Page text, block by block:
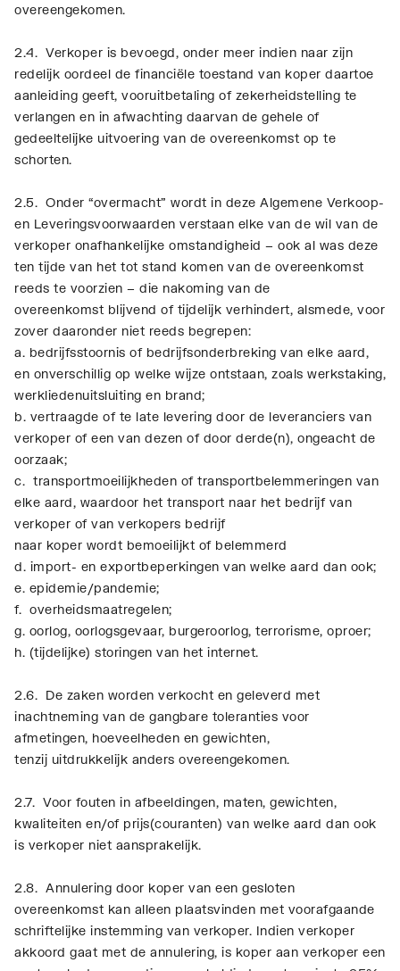
overeengekomen.
2.4. Verkoper is bevoegd, onder meer indien naar zijn
redelijk oordeel de financiële toestand van koper daartoe
aanleiding geeft, vooruitbetaling of zekerheidstelling te
verlangen en in afwachting daarvan de gehele of
gedeeltelijke uitvoering van de overeenkomst op te
schorten.
2.5. Onder “overmacht” wordt in deze Algemene Verkoop-
en Leveringsvoorwaarden verstaan elke van de wil van de
verkoper onafhankelijke omstandigheid – ook al was deze
ten tijde van het tot stand komen van de overeenkomst
reeds te voorzien – die nakoming van de
overeenkomst blijvend of tijdelijk verhindert, alsmede, voor
zover daaronder niet reeds begrepen:
a. bedrijfsstoornis of bedrijfsonderbreking van elke aard,
en onverschillig op welke wijze ontstaan, zoals werkstaking,
werkliedenuitsluiting en brand;
b. vertraagde of te late levering door de leveranciers van
verkoper of een van dezen of door derde(n), ongeacht de
oorzaak;
c. transportmoeilijkheden of transportbelemmeringen van
elke aard, waardoor het transport naar het bedrijf van
verkoper of van verkopers bedrijf
naar koper wordt bemoeilijkt of belemmerd
d. import- en exportbeperkingen van welke aard dan ook;
e. epidemie/pandemie;
f. overheidsmaatregelen;
g. oorlog, oorlogsgevaar, burgeroorlog, terrorisme, oproer;
h. (tijdelijke) storingen van het internet.
2.6. De zaken worden verkocht en geleverd met
inachtneming van de gangbare toleranties voor
afmetingen, hoeveelheden en gewichten,
tenzij uitdrukkelijk anders overeengekomen.
2.7. Voor fouten in afbeeldingen, maten, gewichten,
kwaliteiten en/of prijs(couranten) van welke aard dan ook
is verkoper niet aansprakelijk.
2.8. Annulering door koper van een gesloten
overeenkomst kan alleen plaatsvinden met voorafgaande
schriftelijke instemming van verkoper. Indien verkoper
akkoord gaat met de annulering, is koper aan verkoper een